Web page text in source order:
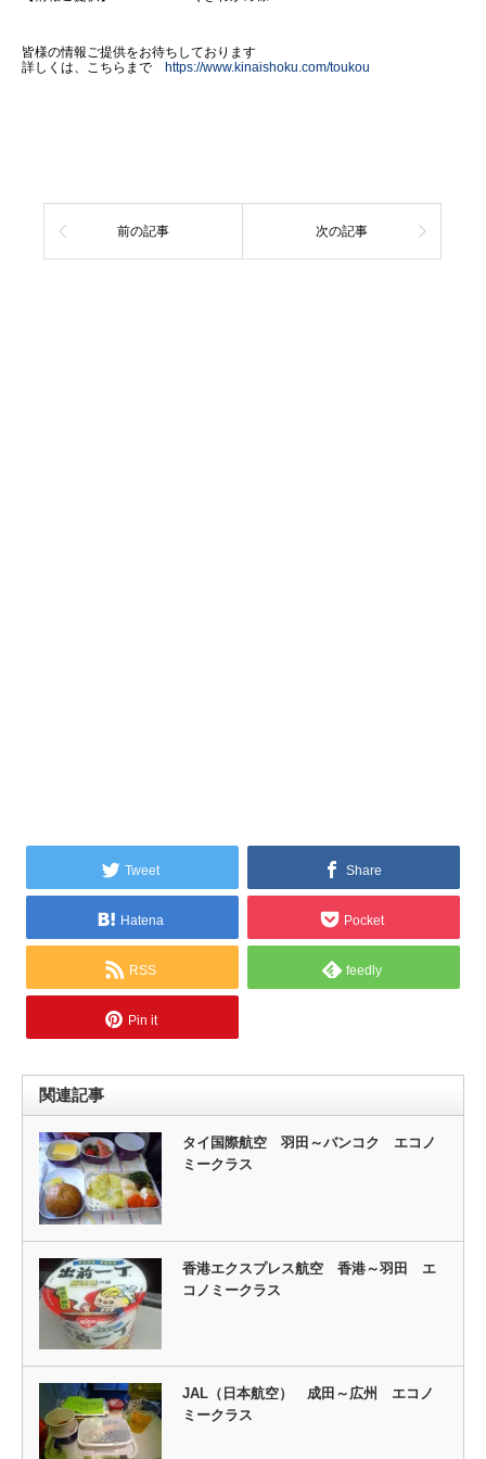
皆様の情報ご提供をお待ちしております
詳しくは、こちらまで https://www.kinaishoku.com/toukou
前の記事 次の記事
Tweet Share
Hatena Pocket
RSS feedly
Pin it
関連記事
タイ国際航空 羽田～バンコク エコノ
ミークラス
香港エクスプレス航空 香港～羽田 エ
コノミークラス
JAL（日本航空） 成田～広州 エコノ
ミークラス